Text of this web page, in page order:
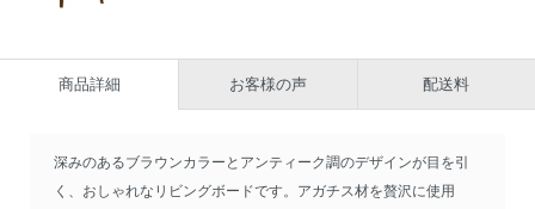
商品詳細 お客様の声 配送料
深みのあるブラウンカラーとアンティーク調のデザインが目を引
く、おしゃれなリビングボードです。アガチス材を贅沢に使用